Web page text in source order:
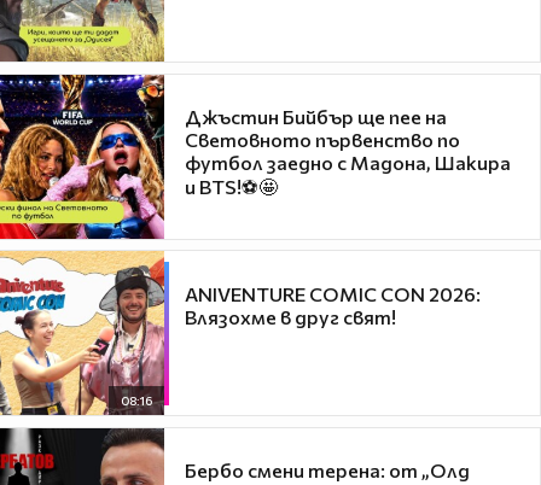
Джъстин Бийбър ще пее на
Световното първенство по
футбол заедно с Мадона, Шакира
и BTS!⚽🤩
08:16
ANIVENTURE COMIC CON 2026:
Влязохме в друг свят!
Бербо смени терена: от „Олд